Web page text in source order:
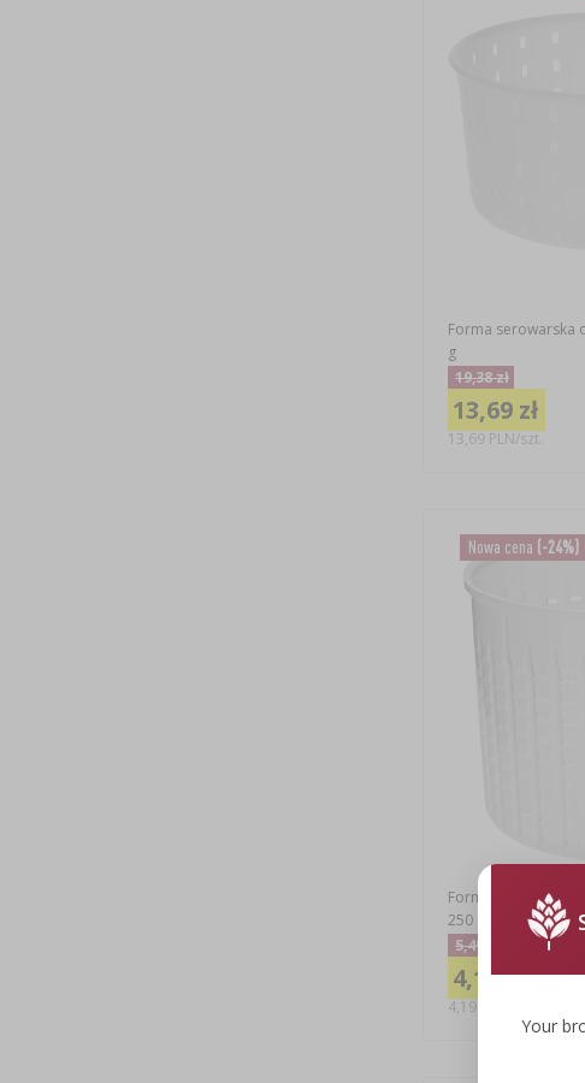
Forma serowarska
g
19,38 zł
13,69 zł
13,69 PLN/szt.
Nowa cena (-24%)
Forma serowarska
250 g
5,49 zł
4,19 zł
4,19 PLN/szt.
Your